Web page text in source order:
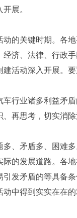
展。
的关键时期。各
济、法律、行政
活动深入开展。
行业诸多利益矛
再思考，切实消
、矛盾多、困难
的发展道路。各
发矛盾的等具备
中得到实实在在